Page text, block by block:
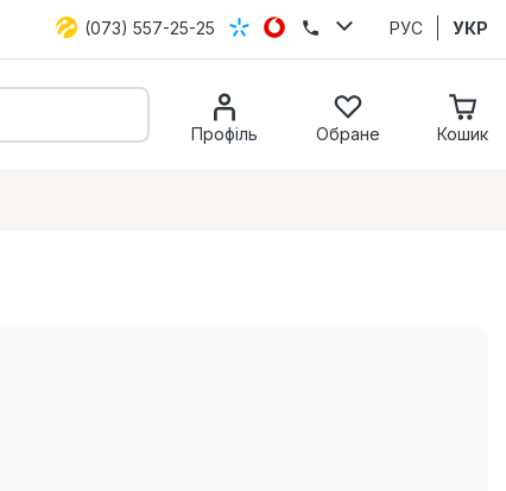
(073) 557-25-25 РУС УКР
Профіль Обране Кошик